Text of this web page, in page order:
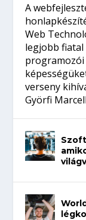
A
Web
legjobb
verseny
Györfi